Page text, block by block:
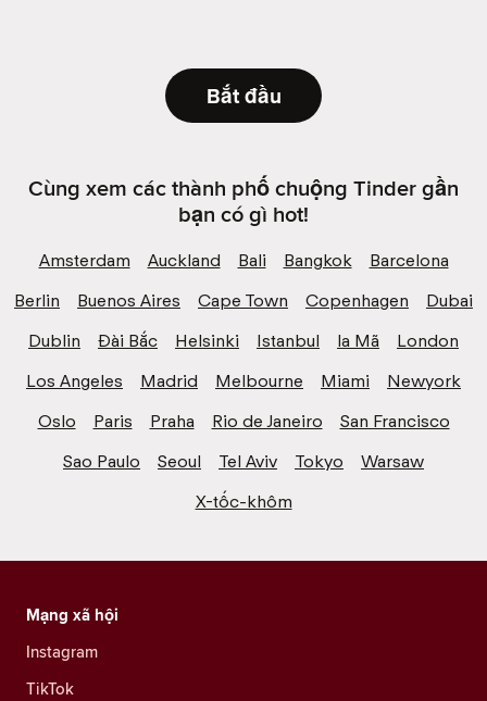
Bắt đầu
Cùng xem các thành phố chuộng Tinder gần
bạn có gì hot!
Amsterdam Auckland Bali Bangkok
Barcelona
Berlin
Buenos Aires Cape Town Copenhagen
Dubai
Dublin
Đài Bắc Helsinki Istanbul la Mã
London
Los Angeles
Madrid Melbourne Miami
Newyork
Oslo
Paris Praha Rio de Janeiro
San Francisco
Sao Paulo
Seoul Tel Aviv Tokyo
Warsaw
X-tốc-khôm
Mạng xã hội
Instagram
TikTok